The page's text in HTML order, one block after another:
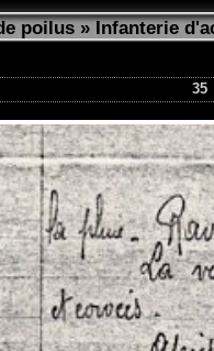
poilus»Infanterie
35